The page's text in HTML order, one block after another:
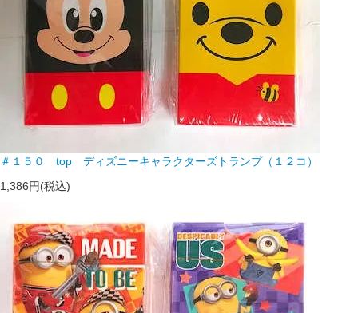
＃１５０ top ディズニーキャラクターズトランプ（１２コ）
1,386円(税込)